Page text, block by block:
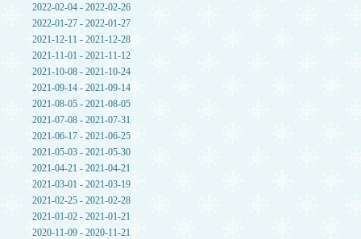
2022-02-04 - 2022-02-26
2022-01-27 - 2022-01-27
2021-12-11 - 2021-12-28
2021-11-01 - 2021-11-12
2021-10-08 - 2021-10-24
2021-09-14 - 2021-09-14
2021-08-05 - 2021-08-05
2021-07-08 - 2021-07-31
2021-06-17 - 2021-06-25
2021-05-03 - 2021-05-30
2021-04-21 - 2021-04-21
2021-03-01 - 2021-03-19
2021-02-25 - 2021-02-28
2021-01-02 - 2021-01-21
2020-11-09 - 2020-11-21